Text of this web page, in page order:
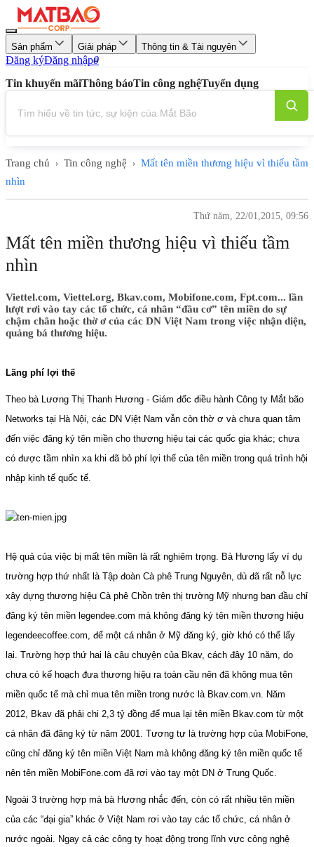
Sản phẩm Giải pháp Thông tin & Tài nguyên
Đăng kýĐăng nhập0
Tin khuyến mãiThông báoTin công nghệTuyển dụng
Trang chủ › Tin công nghệ › Mất tên miền thương hiệu vì thiếu tầm
nhìn
Thứ năm, 22/01,2015, 09:56
Mất tên miền thương hiệu vì thiếu tầm
nhìn
Viettel.com, Viettel.org, Bkav.com, Mobifone.com, Fpt.com... lần
lượt rơi vào tay các tổ chức, cá nhân “đầu cơ” tên miền do sự
chậm chân hoặc thờ ơ của các DN Việt Nam trong việc nhận diện,
quảng bá thương hiệu.
Lãng phí lợi thế
Theo bà Lương Thị Thanh Hương - Giám đốc điều hành Công ty Mắt bão
Networks tại Hà Nội, các DN Việt Nam vẫn còn thờ ơ và chưa quan tâm
đến việc đăng ký tên miền cho thương hiệu tại các quốc gia khác; chưa
có được tầm nhìn xa khi đã bỏ phí lợi thế của tên miền trong quá trình hội
nhập kinh tế quốc tế.
Hệ quả của việc bị mất tên miền là rất nghiêm trọng. Bà Hương lấy ví dụ
trường hợp thứ nhất là Tập đoàn Cà phê Trung Nguyên, dù đã rất nỗ lực
xây dựng thương hiệu Cà phê Chồn trên thị trường Mỹ nhưng ban đầu chỉ
đăng ký tên miền legendee.com mà không đăng ký tên miền thương hiệu
legendeecoffee.com, để một cá nhân ở Mỹ đăng ký, giờ khó có thể lấy
lại. Trường hợp thứ hai là câu chuyện của Bkav, cách đây 10 năm, do
chưa có kế hoạch đưa thương hiệu ra toàn cầu nên đã không mua tên
miền quốc tế mà chỉ mua tên miền trong nước là Bkav.com.vn. Năm
2012, Bkav đã phải chi 2,3 tỷ đồng để mua lại tên miền Bkav.com từ một
cá nhân đã đăng ký từ năm 2001. Tương tự là trường hợp của MobiFone,
cũng chỉ đăng ký tên miền Việt Nam mà không đăng ký tên miền quốc tế
nên tên miền MobiFone.com đã rơi vào tay một DN ở Trung Quốc.
Ngoài 3 trường hợp mà bà Hương nhắc đến, còn có rất nhiều tên miền
của các “đại gia” khác ở Việt Nam rơi vào tay các tổ chức, cá nhân ở
nước ngoài. Ngay cả các công ty hoạt động trong lĩnh vực công nghệ